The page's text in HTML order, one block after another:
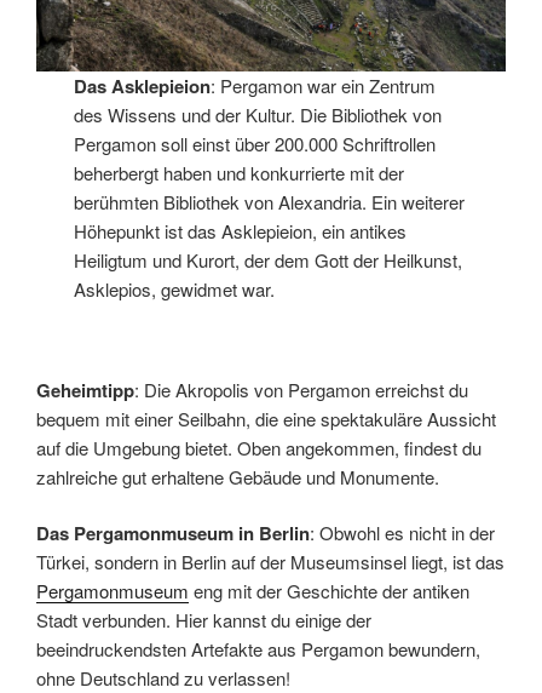
Das Asklepieion: Pergamon war ein Zentrum
des Wissens und der Kultur. Die Bibliothek von
Pergamon soll einst über 200.000 Schriftrollen
beherbergt haben und konkurrierte mit der
berühmten Bibliothek von Alexandria. Ein weiterer
Höhepunkt ist das Asklepieion, ein antikes
Heiligtum und Kurort, der dem Gott der Heilkunst,
Asklepios, gewidmet war.
Geheimtipp: Die Akropolis von Pergamon erreichst du
bequem mit einer Seilbahn, die eine spektakuläre Aussicht
auf die Umgebung bietet. Oben angekommen, findest du
zahlreiche gut erhaltene Gebäude und Monumente.
Das Pergamonmuseum in Berlin: Obwohl es nicht in der
Türkei, sondern in Berlin auf der Museumsinsel liegt, ist das
Pergamonmuseum eng mit der Geschichte der antiken
Stadt verbunden. Hier kannst du einige der
beeindruckendsten Artefakte aus Pergamon bewundern,
ohne Deutschland zu verlassen!